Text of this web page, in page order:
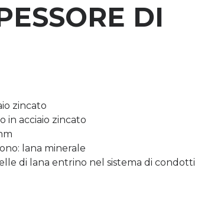
DI
zincato
in acciaio zincato
lana minerale
di lana entrino nel sistema di condotti